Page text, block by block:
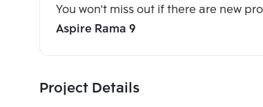
You won't miss out if there are new
Aspire Rama 9
Project Details